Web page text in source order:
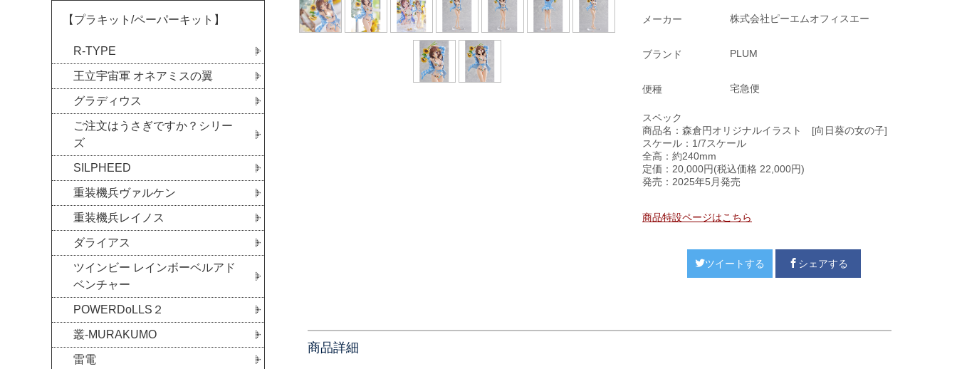
メーカー 株式会社ピーエムオフィスエー
ブランド PLUM
便種 宅急便
スペック
商品名：森倉円オリジナルイラスト [向日葵の女の子]
スケール：1/7スケール
全高：約240mm
定価：20,000円(税込価格 22,000円)
発売：2025年5月発売
商品特設ページはこちら
ツイートする シェアする
商品詳細
【プラキット/ペーパーキット】
R-TYPE
王立宇宙軍 オネアミスの翼
グラディウス
ご注文はうさぎですか？シリー
ズ
SILPHEED
重装機兵ヴァルケン
重装機兵レイノス
ダライアス
ツインビー レインボーベルアド
ベンチャー
POWERDoLLS２
叢-MURAKUMO
雷電